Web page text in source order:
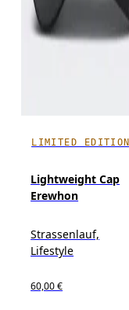
LIMITED EDITION
Lightweight Cap
Erewhon
Strassenlauf,
Lifestyle
60,00 €